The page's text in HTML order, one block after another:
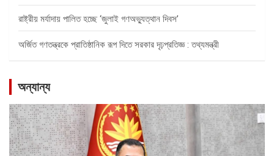
রাষ্ট্রীয় মর্যাদায় পালিত হচ্ছে ‘জুলাই গণঅভ্যুত্থান দিবস’
অর্জিত গণতন্ত্রকে প্রাতিষ্ঠানিক রূপ দিতে সরকার দৃঢ়প্রতিজ্ঞ : তথ্যমন্ত্রী
অন্যান্য